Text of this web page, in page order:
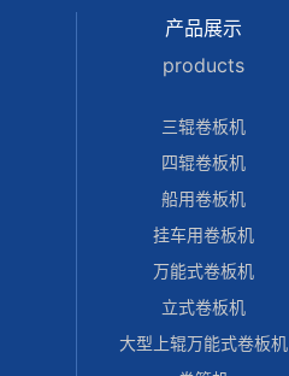
产品展示
products
三辊卷板机
四辊卷板机
船用卷板机
挂车用卷板机
万能式卷板机
立式卷板机
大型上辊万能式卷板机